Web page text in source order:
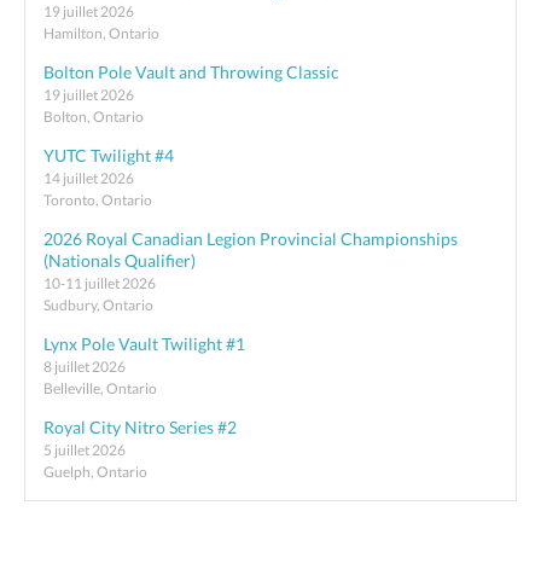
19 juillet 2026
Hamilton, Ontario
Bolton Pole Vault and Throwing Classic
19 juillet 2026
Bolton, Ontario
YUTC Twilight #4
14 juillet 2026
Toronto, Ontario
2026 Royal Canadian Legion Provincial Championships
(Nationals Qualifier)
10-11 juillet 2026
Sudbury, Ontario
Lynx Pole Vault Twilight #1
8 juillet 2026
Belleville, Ontario
Royal City Nitro Series #2
5 juillet 2026
Guelph, Ontario